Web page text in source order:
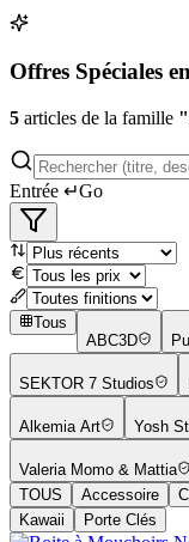
Offres Spéciales
5 articles de la famille "
Entrée ↵Go
Tous
ABC3D
SEKTOR 7 Studios
Alkemia Art Yosh
Valeria Momo & Mattia
TOUS
Accessoire
Kawaii
Porte Clés